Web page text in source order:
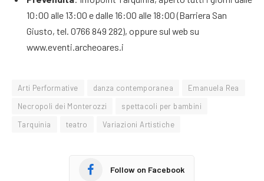
10:00 alle 13:00 e dalle 16:00 alle 18:00 (Barriera San
Giusto, tel. 0766 849 282), oppure sul web su
www.eventi.archeoares.i
Arti Performative danza contemporanea
Emanuela Rea
Necropoli dei Monterozzi
spettacoli per bambini
Tarquinia
teatro Variazioni Artistiche
Follow on Facebook